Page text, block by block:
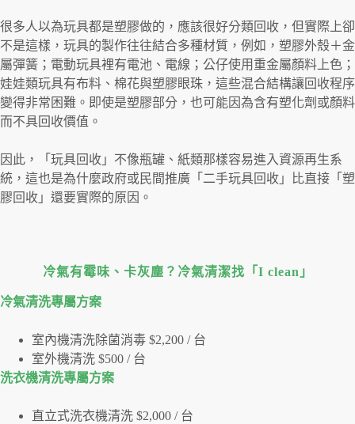
很多人以為玩具都是塑膠做的，應該很好分類回收，但實際上卻
不是這樣，玩具的製作往往結合多種材質，例如，塑膠外殼＋金
屬彈簧；電動玩具裡有電池、電線；公仔使用重金屬顏料上色；
娃娃類玩具有布料、棉花與塑膠眼珠，這些混合結構讓回收程序
變得非常困難。即使是塑膠部分，也可能因為含有塑化劑或顏料
而不具回收價值。
因此，「玩具回收」不像瓶罐、紙類那樣容易進入資源再生系
統，這也是為什麼政府或民間推廣「二手玩具回收」比直接「塑
膠回收」還要實際的原因。
冷氣有霉味、卡灰塵？冷氣清潔找「I clean」
冷氣清洗專屬⽅案
室內機清洗除菌消毒 $2,200 / 台
室外機清洗 $500 / 台
洗衣機清洗專屬⽅案
直立式洗衣機清洗 $2,000 / 台